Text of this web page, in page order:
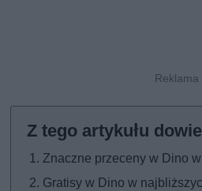
Znaczne przeceny w Dino
Gratisy w Dino w